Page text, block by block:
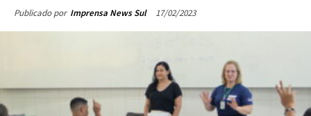
Publicado por Imprensa News Sul 17/02/2023